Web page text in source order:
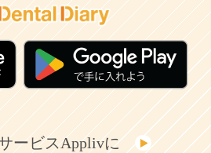
ービスApplivに